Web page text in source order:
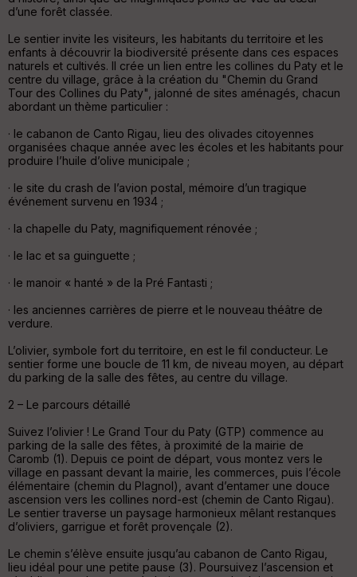
N
Aff
ic
he
r
d
ar
t
P
OI
C
Ep
ai
ss
d’une forêt classée.
Le sentier invite les visiteurs, les habitants du territoire et les
enfants à découvrir la biodiversité présente dans ces espaces
naturels et cultivés. Il crée un lien entre les collines du Paty et le
centre du village, grâce à la création du "Chemin du Grand
Tour des Collines du Paty", jalonné de sites aménagés, chacun
abordant un thème particulier :
· le cabanon de Canto Rigau, lieu des olivades citoyennes
organisées chaque année avec les écoles et les habitants pour
produire l’huile d’olive municipale ;
· le site du crash de l’avion postal, mémoire d’un tragique
événement survenu en 1934 ;
· la chapelle du Paty, magnifiquement rénovée ;
· le lac et sa guinguette ;
· le manoir « hanté » de la Pré Fantasti ;
· les anciennes carrières de pierre et le nouveau théâtre de
verdure.
L’olivier, symbole fort du territoire, en est le fil conducteur. Le
sentier forme une boucle de 11 km, de niveau moyen, au départ
du parking de la salle des fêtes, au centre du village.
2 – Le parcours détaillé
Suivez l’olivier ! Le Grand Tour du Paty (GTP) commence au
parking de la salle des fêtes, à proximité de la mairie de
Caromb (1). Depuis ce point de départ, vous montez vers le
village en passant devant la mairie, les commerces, puis l’école
élémentaire (chemin du Plagnol), avant d’entamer une douce
ascension vers les collines nord-est (chemin de Canto Rigau).
Le sentier traverse un paysage harmonieux mêlant restanques
d’oliviers, garrigue et forêt provençale (2).
Le chemin s’élève ensuite jusqu’au cabanon de Canto Rigau,
lieu idéal pour une petite pause (3). Poursuivez l’ascension et